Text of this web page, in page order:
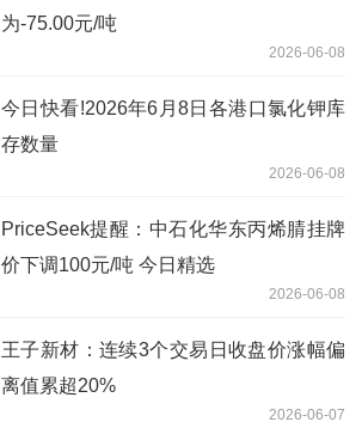
为-75.00元/吨
2026-06-08
今日快看!2026年6月8日各港口氯化钾库
存数量
2026-06-08
PriceSeek提醒：中石化华东丙烯腈挂牌
价下调100元/吨 今日精选
2026-06-08
王子新材：连续3个交易日收盘价涨幅偏
离值累超20%
2026-06-07